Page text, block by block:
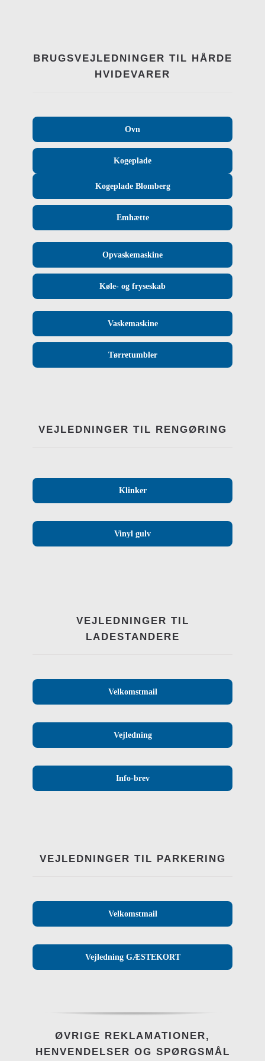
BRUGSVEJLEDNINGER TIL HÅRDE
HVIDEVARER
Ovn
Kogeplade
Kogeplade Blomberg
Emhætte
Opvaskemaskine
Køle- og fryseskab
Vaskemaskine
Tørretumbler
VEJLEDNINGER TIL RENGØRING
Klinker
Vinyl gulv
VEJLEDNINGER TIL
LADESTANDERE
Velkomstmail
Vejledning
Info-brev
VEJLEDNINGER TIL PARKERING
Velkomstmail
Vejledning GÆSTEKORT
ØVRIGE REKLAMATIONER,
HENVENDELSER OG SPØRGSMÅL